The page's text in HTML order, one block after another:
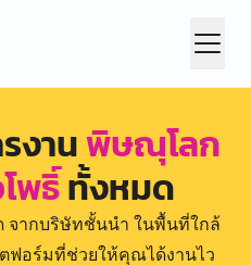
งานพิษณุโลก
พธิ์ทั้งหมด
ากบริษัทชั้นนำ ในพื้นที่ใกล้
ฟอร์มที่ช่วยให้คุณได้งานไว